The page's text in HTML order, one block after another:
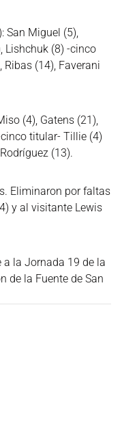
San Miguel (5),
Lishchuk (8) -cinco
(14), Faverani
(4), Gatens (21),
titular- Tillie (4)
(13).
Eliminaron por faltas
y al visitante Lewis
la Jornada 19 de la
de la Fuente de San